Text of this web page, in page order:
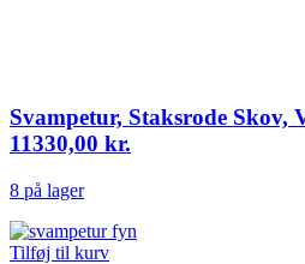
Svampetur, Staksrode Skov,
11330,00 kr.
8 på lager
Tilføj til kurv